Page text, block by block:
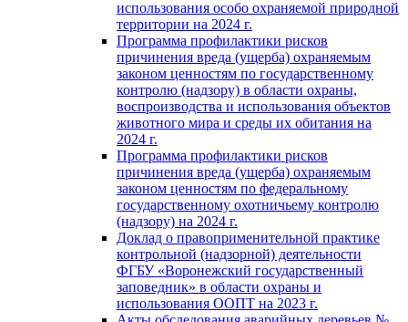
использования особо охраняемой природной
территории на 2024 г.
Программа профилактики рисков
причинения вреда (ущерба) охраняемым
законом ценностям по государственному
контролю (надзору) в области охраны,
воспроизводства и использования объектов
животного мира и среды их обитания на
2024 г.
Программа профилактики рисков
причинения вреда (ущерба) охраняемым
законом ценностям по федеральному
государственному охотничьему контролю
(надзору) на 2024 г.
Доклад о правоприменительной практике
контрольной (надзорной) деятельности
ФГБУ «Воронежский государственный
заповедник» в области охраны и
использования ООПТ на 2023 г.